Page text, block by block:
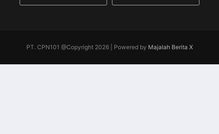
PT. CPN101 @Copyright 2026 | Powered by Majalah Berita X